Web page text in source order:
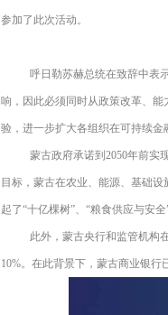
参加了此次活动。
呼日勒苏赫总统在致辞中表
响，因此必须同时从政策改革、
验，进一步扩大各组织在可持续金
蒙古政府承诺到 2050年前实
目标，蒙古在农业、能源、基础
起了“十亿棵树”、“粮食供应与安
此外，蒙古央行和监管机构
10%。在此背景下，蒙古商业银行